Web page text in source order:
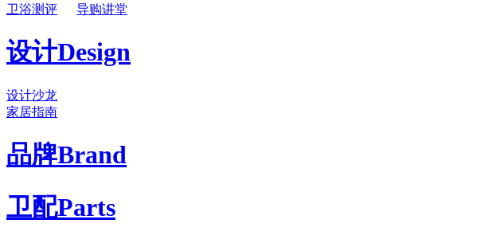
卫浴测评
导购讲堂
设计Design
设计沙龙
家居指南
品牌Brand
卫配Parts